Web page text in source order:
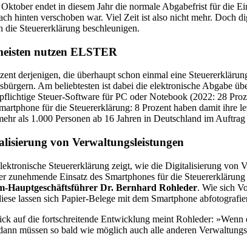
endet in diesem Jahr die normale Abgabefrist für die
hinten verschoben war. Viel Zeit ist also nicht mehr. Doch
die Steuererklärung beschleunigen.
nutzen ELSTER
derjenigen, die überhaupt schon einmal eine
Am beliebtesten ist dabei die elektronische Abgabe
Steuer-Software für PC oder Notebook (2022: 28
für die Steuererklärung: 8 Prozent haben damit ihre
als 1.000 Personen ab 16 Jahren in Deutschland im
von Verwaltungsleistungen
Steuererklärung zeigt, wie die Digitalisierung von
zunehmende Einsatz des Smartphones für die
Hauptgeschäftsführer Dr. Bernhard Rohleder. Wie sich
lassen sich Papier-Belege mit dem Smartphone
auf die fortschreitende Entwicklung meint Rohleder:
müssen so bald wie möglich auch alle anderen